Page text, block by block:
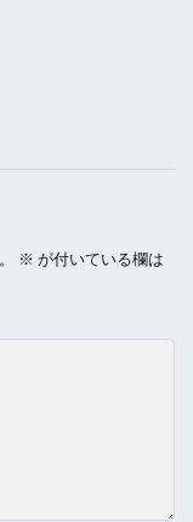
※ が付いている欄は